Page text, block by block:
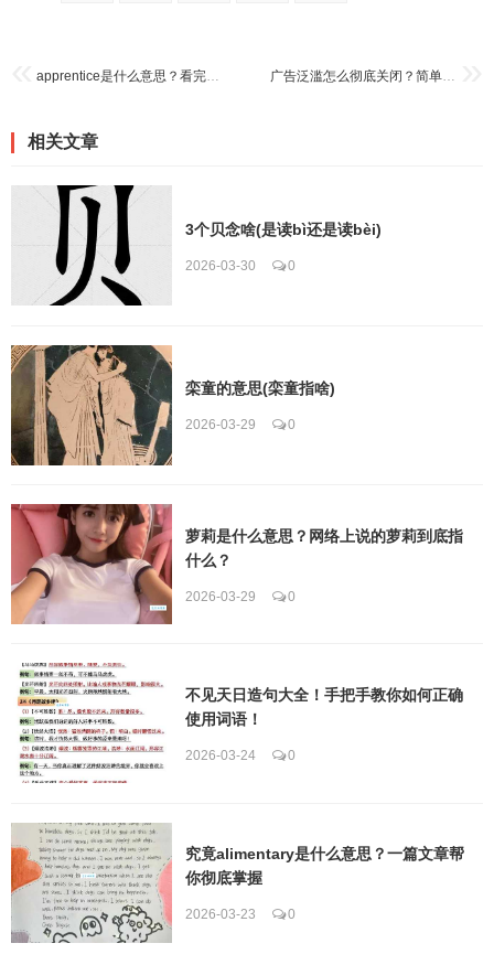
apprentice是什么意思？看完这篇介绍再也不怕不认识了 广告泛滥怎么彻底关闭？简单几步操作还你清爽上网环境！
相关文章
3个贝念啥(是读bì还是读bèi)
2026-03-30 0
栾童的意思(栾童指啥)
2026-03-29 0
萝莉是什么意思？网络上说的萝莉到底指
什么？
2026-03-29 0
不见天日造句大全！手把手教你如何正确
使用词语！
2026-03-24 0
究竟alimentary是什么意思？一篇文章帮
你彻底掌握
2026-03-23 0